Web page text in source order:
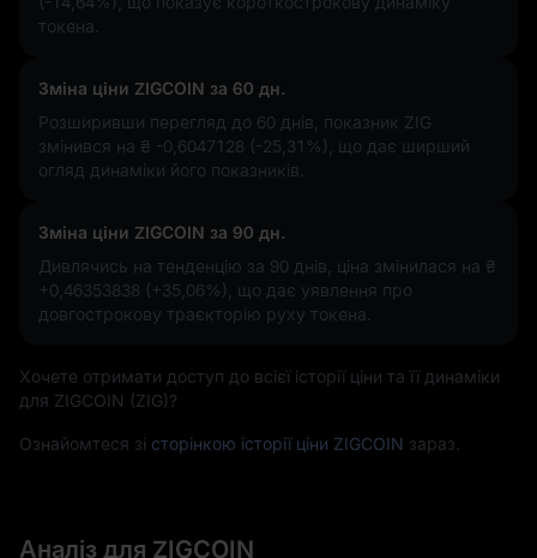
токена.
Зміна ціни ZIGCOIN за 60 дн.
Розширивши перегляд до 60 днів, показник ZIG
змінився на ₴ -0,6047128 (-25,31%)
, що дає ширший
огляд динаміки його показників.
Зміна ціни ZIGCOIN за 90 дн.
Дивлячись на тенденцію за 90 днів, ціна змінилася на ₴
+0,46353838 (+35,06%)
, що дає уявлення про
довгострокову траєкторію руху токена.
Хочете отримати доступ до всієї історії ціни та її динаміки
для ZIGCOIN (ZIG)?
Ознайомтеся зі сторінкою історії ціни ZIGCOIN зараз.
Аналіз для ZIGCOIN